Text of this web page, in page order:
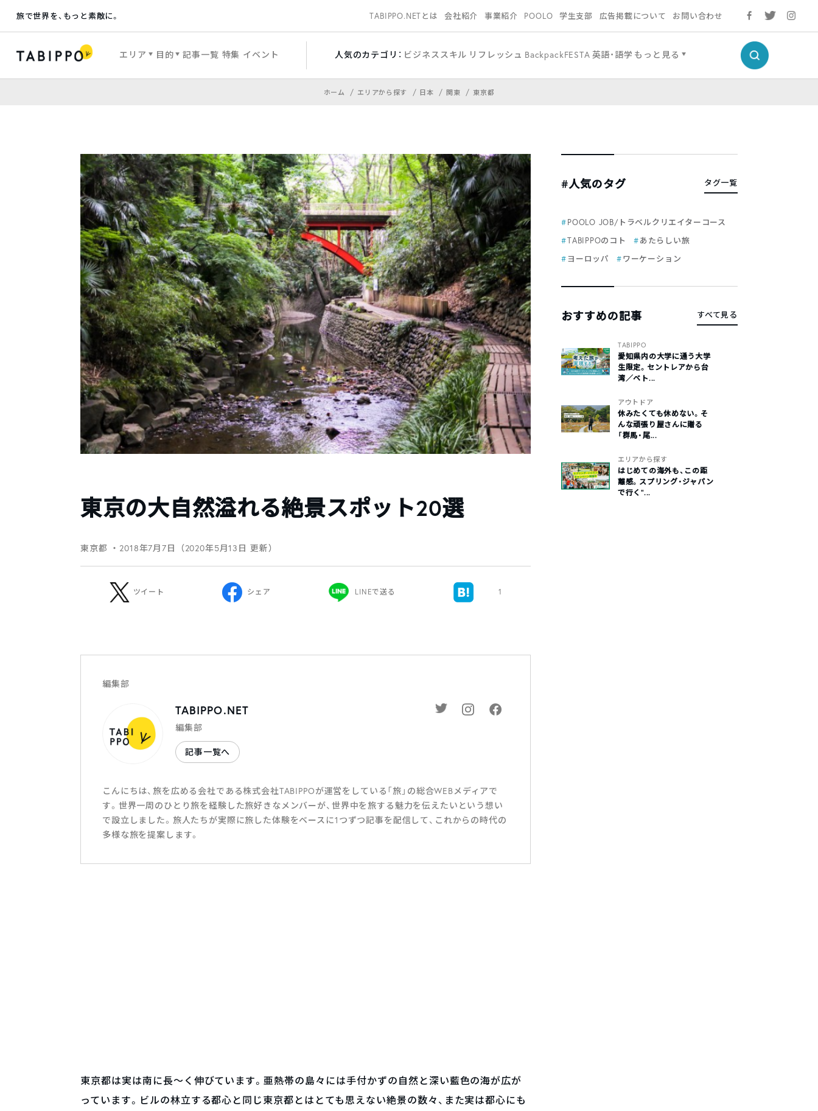
旅で世界を、もっと素敵に。 TABIPPO.NETとは 会社紹介 事業紹介 POOLO 学生支部 広告掲載について お問い合わせ
エリア 目的 記事一覧 特集 イベント 人気のカテゴリ： ビジネススキル リフレッシュ BackpackFESTA 英語・語学 もっと見る
ホーム エリアから探す 日本 関東 東京都
東京の大自然溢れる絶景スポット20選
東京都 ・2018年7月7日（2020年5月13日 更新）
ツイート シェア LINEで送る 1
編集部
TABIPPO.NET
編集部
記事一覧へ
こんにちは、旅を広める会社である株式会社TABIPPOが運営をしている「旅」の総合WEBメディアで
す。世界一周のひとり旅を経験した旅好きなメンバーが、世界中を旅する魅力を伝えたいという想い
で設立しました。旅人たちが実際に旅した体験をベースに1つずつ記事を配信して、これからの時代の
多様な旅を提案します。
東京都は実は南に長～く伸びています。亜熱帯の島々には手付かずの自然と深い藍色の海が広が
っています。ビルの林立する都心と同じ東京都とはとても思えない絶景の数々、また実は都心にも
#人気のタグ タグ一覧
POOLO JOB/トラベルクリエイターコース
TABIPPOのコト
あたらしい旅
ヨーロッパ
ワーケーション
おすすめの記事 すべて見る
TABIPPO
愛知県内の大学に通う大学
生限定。セントレアから台
湾／ベト...
アウトドア
休みたくても休めない。そ
んな頑張り屋さんに贈る
「群馬・尾...
エリアから探す
はじめての海外も、この距
離感。スプリング・ジャパン
で行く“...